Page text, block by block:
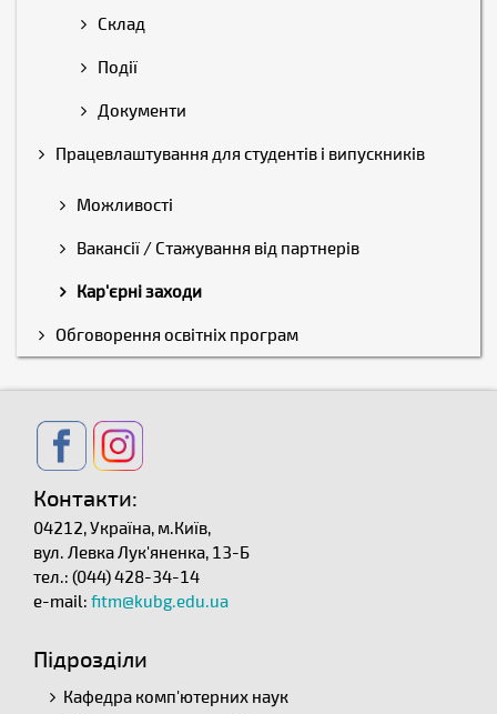
Склад
Події
Документи
Працевлаштування для студентів і випускників
Можливості
Вакансії / Стажування від партнерів
Кар'єрні заходи
Обговорення освітніх програм
Контакти:
04212, Україна, м.Київ,
вул. Левка Лук'яненка, 13-Б
тел.: (044) 428-34-14
e-mail: fitm@kubg.edu.ua
Підрозділи
Кафедра комп'ютерних наук